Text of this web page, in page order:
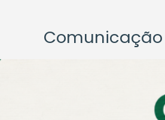
Comunicação